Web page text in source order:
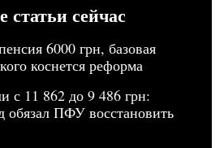
сейчас
6000 грн, базовая
коснется реформа
с 11 862 до 9 486 грн:
обязал ПФУ восстановить